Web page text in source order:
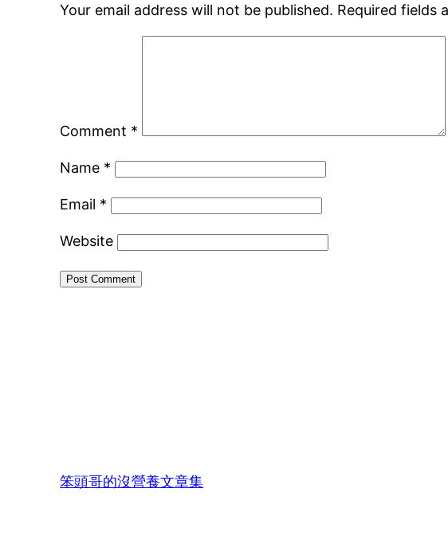
Your email address will not be published. Required fields
Comment *
Name *
Email *
Website
笨頭哥的沒營養文章集